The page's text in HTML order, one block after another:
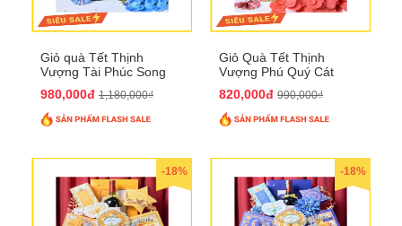
Giỏ quà Tết Thịnh
Vượng Tài Phúc Song
980,000đ 1,180,000₫
Giỏ Quà Tết Thịnh
Vượng Phú Quý Cát
820,000đ 990,000₫
-18% -18%